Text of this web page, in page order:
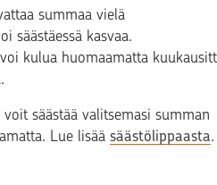
summaa vielä
säästäessä kasvaa.
kulua huomaamatta
säästää valitsemasi summan
Lue lisääsäästölippaasta.